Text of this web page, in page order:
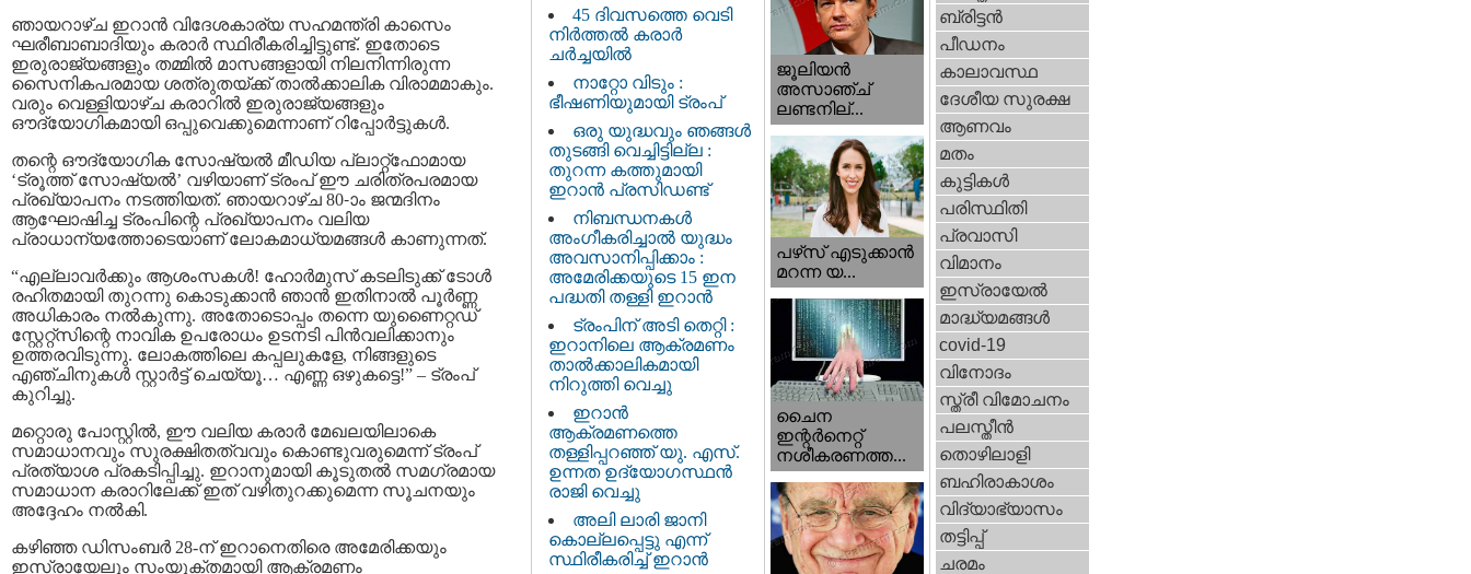
ഞായറാഴ്ച ഇറാൻ വിദേശകാര്യ സഹമന്ത്രി കാസെം
ഘരീബാബാദിയും കരാർ സ്ഥിരീകരിച്ചിട്ടുണ്ട്. ഇതോടെ
ഇരുരാജ്യങ്ങളും തമ്മിൽ മാസങ്ങളായി നിലനിന്നിരുന്ന
സൈനികപരമായ ശത്രുതയ്ക്ക് താൽക്കാലിക വിരാമമാകും.
വരും വെള്ളിയാഴ്ച കരാറിൽ ഇരുരാജ്യങ്ങളും
ഔദ്യോഗികമായി ഒപ്പുവെക്കുമെന്നാണ് റിപ്പോർട്ടുകൾ.
തന്റെ ഔദ്യോഗിക സോഷ്യൽ മീഡിയ പ്ലാറ്റ്‌ഫോമായ
‘ട്രൂത്ത് സോഷ്യൽ’ വഴിയാണ് ട്രംപ് ഈ ചരിത്രപരമായ
പ്രഖ്യാപനം നടത്തിയത്. ഞായറാഴ്ച 80-ാം ജന്മദിനം
ആഘോഷിച്ച ട്രംപിന്റെ പ്രഖ്യാപനം വലിയ
പ്രാധാന്യത്തോടെയാണ് ലോകമാധ്യമങ്ങൾ കാണുന്നത്.
“എല്ലാവർക്കും ആശംസകൾ! ഹോർമുസ് കടലിടുക്ക് ടോൾ
രഹിതമായി തുറന്നു കൊടുക്കാൻ ഞാൻ ഇതിനാൽ പൂർണ്ണ
അധികാരം നൽകുന്നു. അതോടൊപ്പം തന്നെ യുണൈറ്റഡ്
സ്റ്റേറ്റ്സിന്റെ നാവിക ഉപരോധം ഉടനടി പിൻവലിക്കാനും
ഉത്തരവിടുന്നു. ലോകത്തിലെ കപ്പലുകളേ, നിങ്ങളുടെ
എഞ്ചിനുകൾ സ്റ്റാർട്ട് ചെയ്യൂ… എണ്ണ ഒഴുകട്ടെ!” – ട്രംപ്
കുറിച്ചു.
മറ്റൊരു പോസ്റ്റിൽ, ഈ വലിയ കരാർ മേഖലയിലാകെ
സമാധാനവും സുരക്ഷിതത്വവും കൊണ്ടുവരുമെന്ന് ട്രംപ്
പ്രത്യാശ പ്രകടിപ്പിച്ചു. ഇറാനുമായി കൂടുതൽ സമഗ്രമായ
സമാധാന കരാറിലേക്ക് ഇത് വഴിതുറക്കുമെന്ന സൂചനയും
അദ്ദേഹം നൽകി.
കഴിഞ്ഞ ഡിസംബർ 28-ന് ഇറാനെതിരെ അമേരിക്കയും
ഇസ്രായേലും സംയുക്തമായി ആക്രമണം
45 ദിവസത്തെ വെടി
നിർത്തൽ കരാര്‍
ചര്‍ച്ചയിൽ
നാറ്റോ വിടും :
ഭീഷണിയുമായി ട്രംപ്
ഒരു യുദ്ധവും ഞങ്ങള്‍
തുടങ്ങി വെച്ചിട്ടില്ല :
തുറന്ന കത്തുമായി
ഇറാൻ പ്രസിഡണ്ട്
നിബന്ധനകൾ
അംഗീകരിച്ചാൽ യുദ്ധം
അവസാനിപ്പിക്കാം :
അമേരിക്കയുടെ 15 ഇന
പദ്ധതി തള്ളി ഇറാൻ
ട്രംപിന് അടി തെറ്റി :
ഇറാനിലെ ആക്രമണം
താൽക്കാലികമായി
നിറുത്തി വെച്ചു
ഇറാന്‍
ആക്രമണത്തെ
തള്ളിപ്പറഞ്ഞ് യു. എസ്.
ഉന്നത ഉദ്യോഗസ്ഥൻ
രാജി വെച്ചു
അലി ലാരി ജാനി
കൊല്ലപ്പെട്ടു എന്ന്
സ്ഥിരീകരിച്ച് ഇറാൻ
ജൂലിയന്‍
അസാഞ്ച്
ലണ്ടനില്...
പഴ്‌സ് എടുക്കാന്‍
മറന്ന യ...
ചൈന
ഇന്റർനെറ്റ്
നശീകരണത്ത...
ബ്രിട്ടന്‍
പീഡനം
കാലാവസ്ഥ
ദേശീയ സുരക്ഷ
ആണവം
മതം
കുട്ടികള്‍
പരിസ്ഥിതി
പ്രവാസി
വിമാനം
ഇസ്രായേല്‍
മാദ്ധ്യമങ്ങള്‍
covid-19
വിനോദം
സ്ത്രീ വിമോചനം
പലസ്തീന്‍
തൊഴിലാളി
ബഹിരാകാശം
വിദ്യാഭ്യാസം
തട്ടിപ്പ്
ചരമം